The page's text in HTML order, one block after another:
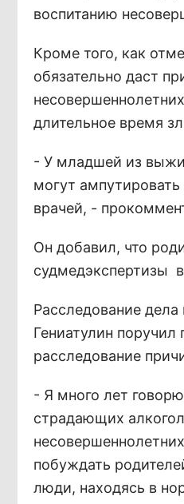
воспитанию
Кроме того, как
обязательно даст
длительное время
- У младшей из
могут
врачей, -
Он добавил, что
судмедэкспертизы
Расследование дела
Гениатулин
расследование
- Я много лет
страдающих
побуждать
люди, находясь в